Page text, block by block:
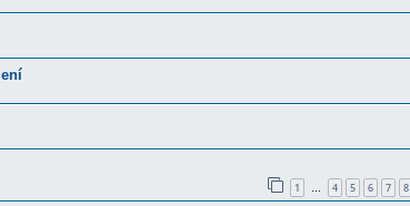
1 … 4 5 6 7 8